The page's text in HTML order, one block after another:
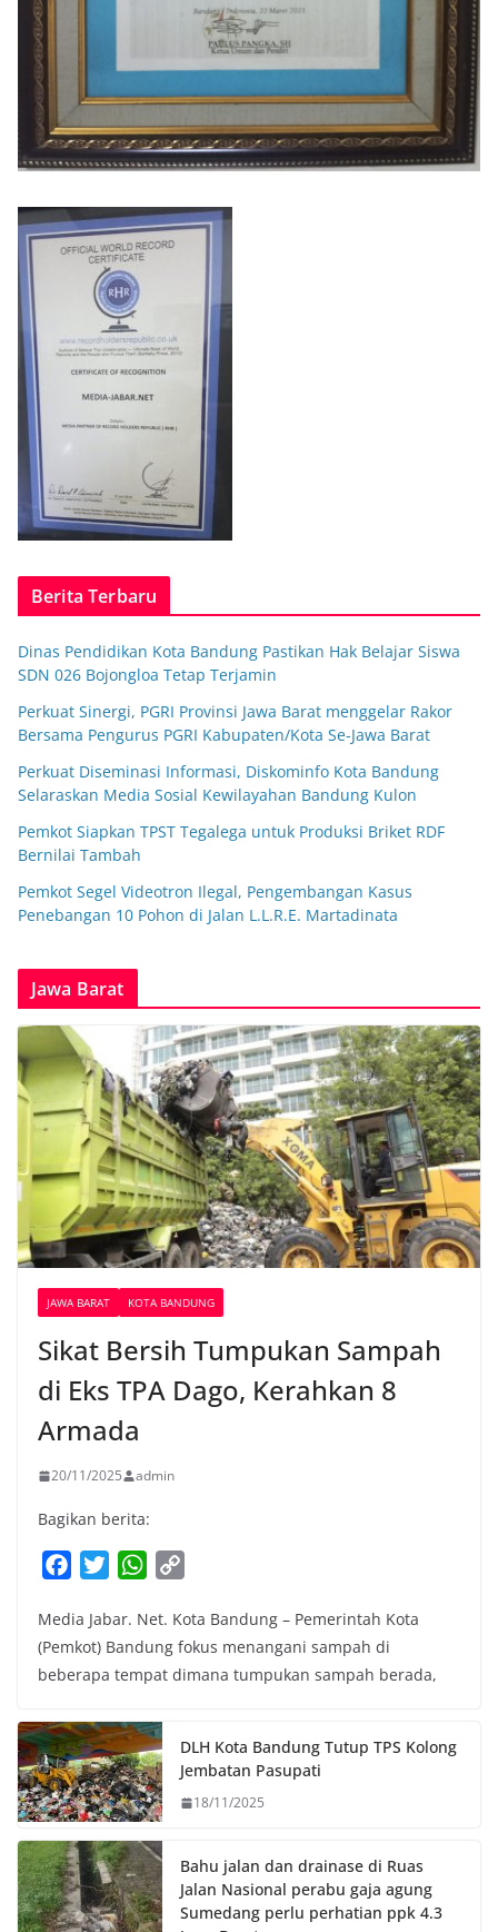
Berita Terbaru
Dinas Pendidikan Kota Bandung Pastikan Hak Belajar Siswa
SDN 026 Bojongloa Tetap Terjamin
Perkuat Sinergi, PGRI Provinsi Jawa Barat menggelar Rakor
Bersama Pengurus PGRI Kabupaten/Kota Se-Jawa Barat
Perkuat Diseminasi Informasi, Diskominfo Kota Bandung
Selaraskan Media Sosial Kewilayahan Bandung Kulon
Pemkot Siapkan TPST Tegalega untuk Produksi Briket RDF
Bernilai Tambah
Pemkot Segel Videotron Ilegal, Pengembangan Kasus
Penebangan 10 Pohon di Jalan L.L.R.E. Martadinata
Jawa Barat
JAWA BARAT KOTA BANDUNG
Sikat Bersih Tumpukan Sampah
di Eks TPA Dago, Kerahkan 8
Armada
20/11/2025 admin
Bagikan berita:
c
e
b
o
k
i
t
t
r
W
a
t
s
p
p
p
y
L
n
k
Media Jabar. Net. Kota Bandung – Pemerintah Kota
(Pemkot) Bandung fokus menangani sampah di
beberapa tempat dimana tumpukan sampah berada,
DLH Kota Bandung Tutup TPS Kolong
Jembatan Pasupati
18/11/2025
Bahu jalan dan drainase di Ruas
Jalan Nasional perabu gaja agung
Sumedang perlu perhatian ppk 4.3